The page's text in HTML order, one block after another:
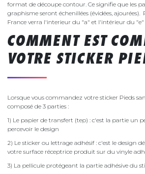
format de découpe contour. Ce signifie que les
graphisme seront échenillées (évidées,
France verra l'interieur du "a" et l'intérieur du "e"
COMMENT EST
VOTRE STICKER
Lorsque vous commandez votre sticker Pieds
composé de 3 parties :
1) Le papier de transfert (tep) : c'est la partie un
percevoir le design
2) Le sticker ou lettrage adhésif : c'est le design
votre surface réceptrice produit sur du vinyle
3) La pellicule protégeant la partie adhésive du